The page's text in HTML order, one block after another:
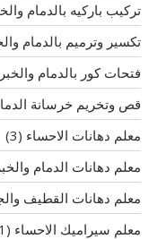
تركيب باركيه بالدمام
تكسير وترميم بالدمام
فتحات كور بالدمام والخبر
قص وتخريم خرسانة
معلم دهانات الاحساء (3)
معلم دهانات الدمام
معلم دهانات القطيف
معلم سيراميك الاحساء (1)